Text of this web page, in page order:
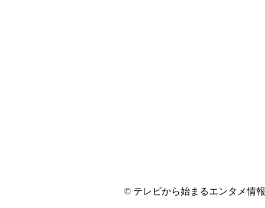
© テレビから始まるエンタメ情報